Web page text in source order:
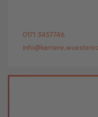
0171 3457746